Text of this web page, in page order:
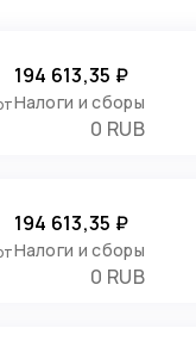
194 613,35 ₽
Налоги и сборы
0 RUB
194 613,35 ₽
Налоги и сборы
0 RUB